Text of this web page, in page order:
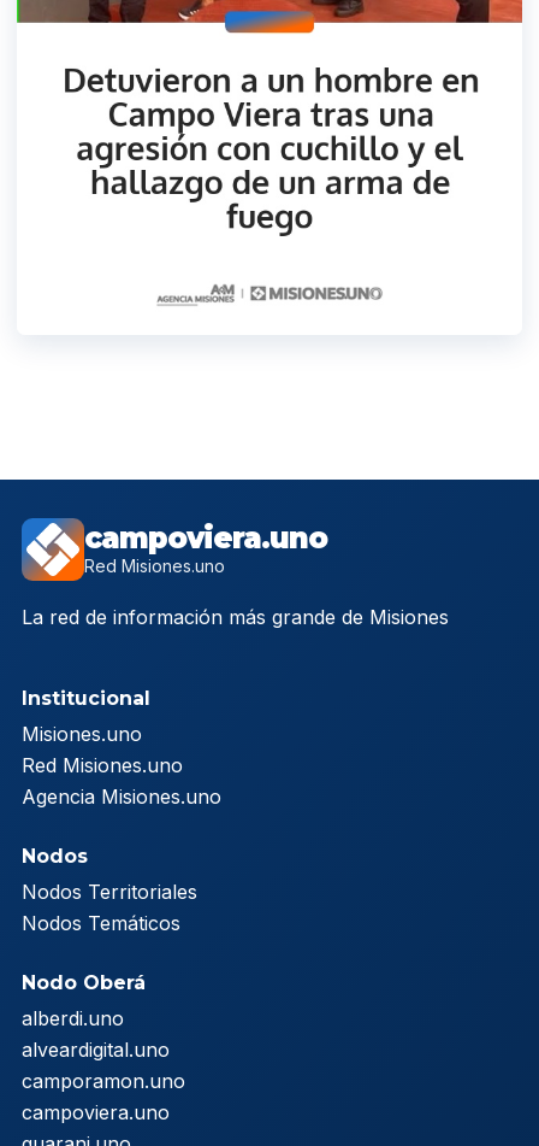
campoviera.uno
Red Misiones.uno
La red de información más grande de Misiones
Institucional
Misiones.uno
Red Misiones.uno
Agencia Misiones.uno
Nodos
Nodos Territoriales
Nodos Temáticos
Nodo Oberá
alberdi.uno
alveardigital.uno
camporamon.uno
campoviera.uno